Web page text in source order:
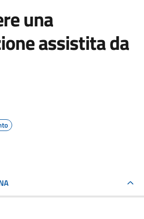
una
assistita da